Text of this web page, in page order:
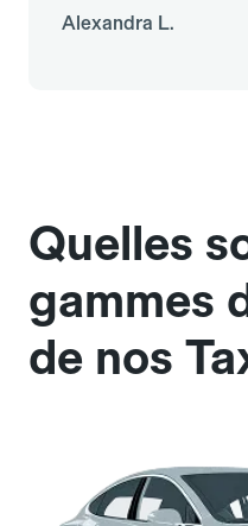
Alexandra L.
Quelles
gammes
de nos